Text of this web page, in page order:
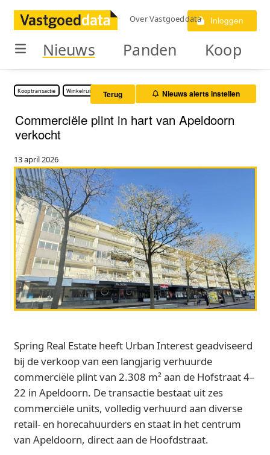
Over Vastgoeddata Inloggen
Nieuws Panden Koop
Kooptransactie Winkelruimte Terug Nieuws alerts instellen
Commerciële plint in hart van Apeldoorn
verkocht
13 april 2026
Spring Real Estate heeft Urban Interest geadviseerd
bij de verkoop van een langjarig verhuurde
commerciële plint van 2.308 m² aan de Hofstraat 4–
22 in Apeldoorn. De transactie bestaat uit zes
commerciële units, volledig verhuurd aan diverse
retail- en horecahuurders en staat in het centrum
van Apeldoorn, direct aan de Hoofdstraat.